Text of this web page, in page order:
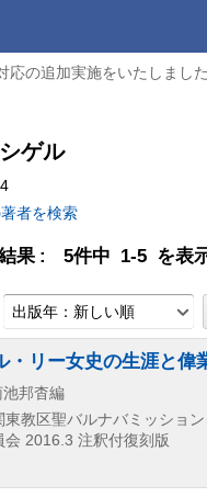
応の追加実施をいたしました
ゲル
者を検索
果 5件中 1-5 を表
出版年：新しい順
・リー女史の生涯と偉
邦杳編
東教区聖バルナバミッショ
会 2016.3 注釈付復刻版